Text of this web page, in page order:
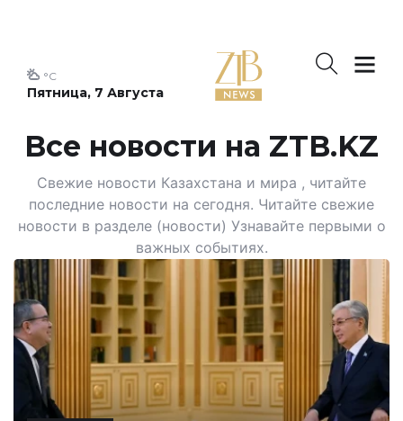
Пятница, 7 Августа
°C
Все новости на ZTB.KZ
Свежие новости Казахстана и мира , читайте
последние новости на сегодня. Читайте свежие
новости в разделе (новости) Узнавайте первыми о
важных событиях.